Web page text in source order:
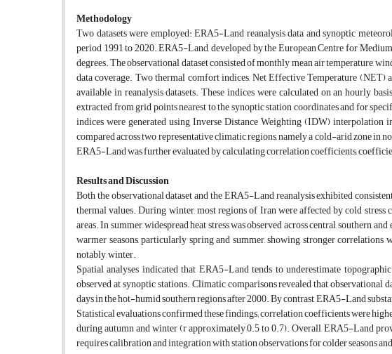
Methodology
Two datasets were employed: ERA5-Land reanalysis data and synoptic
period 1991 to 2020. ERA5-Land, developed by the European Centre for
degrees. The observational dataset consisted of monthly mean air temperature,
data coverage. Two thermal comfort indices, Net Effective Temperature (NET)
available in reanalysis datasets. These indices were calculated on an hourly
extracted from grid points nearest to the synoptic station coordinates and for
indices were generated using Inverse Distance Weighting (IDW)
compared across two representative climatic regions, namely a cold-arid zone
ERA5-Land was further evaluated by calculating correlation coefficients,
Results and Discussion
Both the observational dataset and the ERA5-Land reanalysis exhibited
thermal values. During winter, most regions of Iran were affected by cold
areas. In summer, widespread heat stress was observed across central,
warmer seasons, particularly spring and summer, showing stronger
notably, winter.
Spatial analyses indicated that ERA5-Land tends to underestimate
observed at synoptic stations. Climatic comparisons revealed that
days in the hot-humid southern regions after 2000. By contrast, ERA5-Land
Statistical evaluations confirmed these findings; correlation coefficients were
during autumn and winter (r approximately 0.5 to 0.7). Overall, ERA5-Land
requires calibration and integration with station observations for colder seasons